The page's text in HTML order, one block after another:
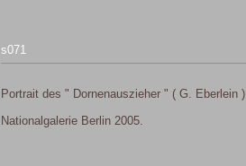
s071
Portrait des " Dornenauszieher " ( G. Eberlein )
Nationalgalerie Berlin 2005.